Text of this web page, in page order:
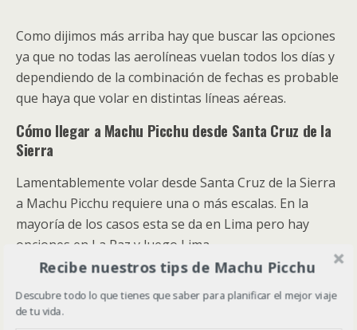
Como dijimos más arriba hay que buscar las opciones
ya que no todas las aerolíneas vuelan todos los días y
dependiendo de la combinación de fechas es probable
que haya que volar en distintas líneas aéreas.
Cómo llegar a Machu Picchu desde Santa Cruz de la
Sierra
Lamentablemente volar desde Santa Cruz de la Sierra
a Machu Picchu requiere una o más escalas. En la
mayoría de los casos esta se da en Lima pero hay
opciones en La Paz y luego Lima.
Las aerolíneas que se pueden utilizar para hacer este
vuelo pueden ser:
Recibe nuestros tips de Machu Picchu
Descubre todo lo que tienes que saber para planificar el mejor viaje
de tu vida.